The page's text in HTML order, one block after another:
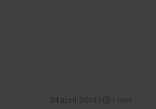
24 april 2014 1 min